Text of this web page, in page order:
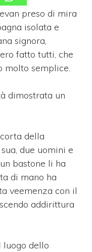
preso di mira
isolata e
signora,
fatto tutti, che
molto semplice.
dimostrata un
della
due uomini e
bastone li ha
di mano ha
veemenza con il
addirittura
luogo dello